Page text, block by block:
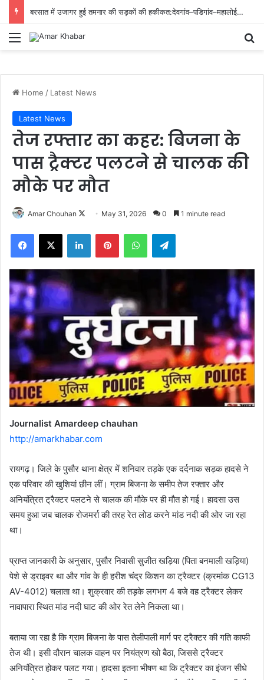
बरसात में उजागर हुई तमनार की सड़कों की हकीकत:देवगांव–पडिगांव–महालोई–गौरबाहरी मार्ग बना जोखिम भरा सफर
Menu
Home / Latest News
Latest News
तेज रफ्तार का कहर: बिजना के
पास ट्रैक्टर पलटने से चालक की
मौके पर मौत
Amar Chouhan
FollowMay 31, 2026 0 1 minute read
Facebook
X LinkedInPinterestWhatsAppTelegram
Journalist Amardeep chauhan
http://amarkhabar.com
रायगढ़। जिले के पुसौर थाना क्षेत्र में शनिवार तड़के एक दर्दनाक सड़क हादसे ने
एक परिवार की खुशियां छीन लीं। ग्राम बिजना के समीप तेज रफ्तार और
अनियंत्रित ट्रैक्टर पलटने से चालक की मौके पर ही मौत हो गई। हादसा उस
समय हुआ जब चालक रोजमर्रा की तरह रेत लोड करने मांड नदी की ओर जा रहा
था।
प्राप्त जानकारी के अनुसार, पुसौर निवासी सुजीत खड़िया (पिता बनमाली खड़िया)
पेशे से ड्राइवर था और गांव के ही हरीश चंद्र किशन का ट्रैक्टर (क्रमांक CG13
AV-4012) चलाता था। शुक्रवार की तड़के लगभग 4 बजे वह ट्रैक्टर लेकर
नावापारा स्थित मांड नदी घाट की ओर रेत लेने निकला था।
बताया जा रहा है कि ग्राम बिजना के पास तेलीपाली मार्ग पर ट्रैक्टर की गति काफी
तेज थी। इसी दौरान चालक वाहन पर नियंत्रण खो बैठा, जिससे ट्रैक्टर
अनियंत्रित होकर पलट गया। हादसा इतना भीषण था कि ट्रैक्टर का इंजन सीधे